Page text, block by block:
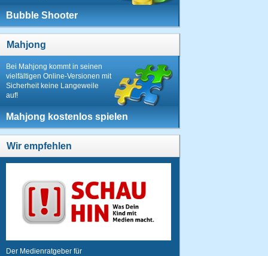
Bubble Shooter
Mahjong
Bei Mahjong kommt in seinen
vielfältigen Online-Versionen mit
Sicherheit keine Langeweile
auf!
Mahjong kostenlos spielen
Wir empfehlen
Der Medienratgeber für